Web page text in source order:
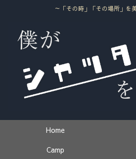
～「その時」「その場所」を
Home
Camp